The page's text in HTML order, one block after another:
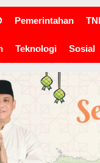
Pemerintahan
Teknologi Sosial